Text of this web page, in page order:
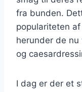
fra bunden.
populariteten
herunder de
og
I dag er der et